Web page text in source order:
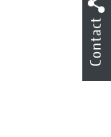
Contact